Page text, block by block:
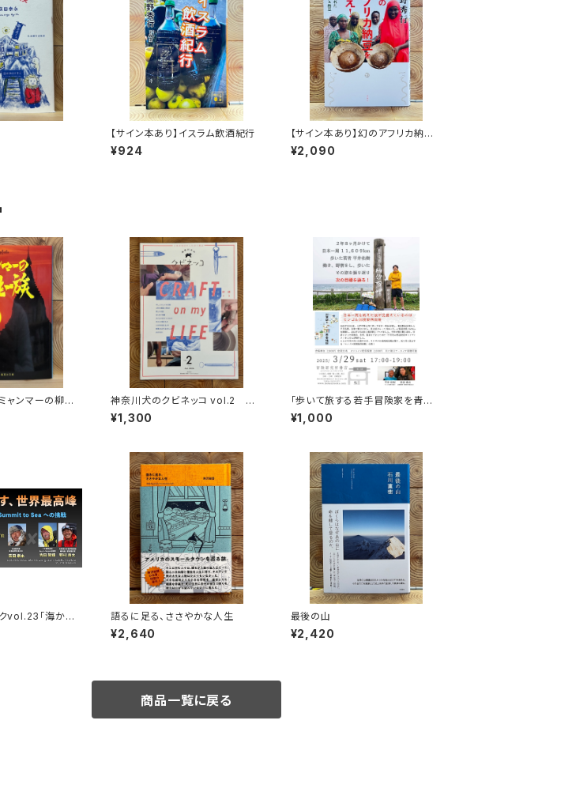
【サイン本あり】イスラム飲酒紀行
¥924
【サイン本あり】幻のアフリカ納豆
を追え！
¥2,090
ャンマーの柳生
神奈川犬のクビネッコ vol.2 特
集：CRAFT on my LIFE
¥1,300
「歩いて旅する若手冒険家を青田
買い！平井佑樹 × 荻田泰永」録画
視聴権
¥1,000
vol.23「海から
」録画視聴権
語るに足る、ささやかな人生
¥2,640
最後の山
¥2,420
商品一覧に戻る